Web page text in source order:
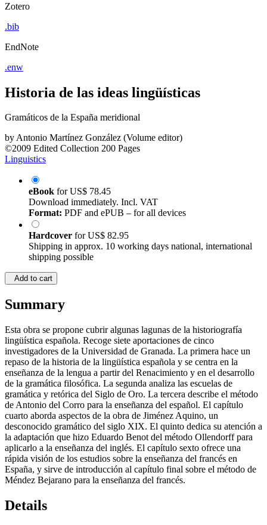
Zotero
.bib
EndNote
.enw
Historia de las ideas lingüísticas
Gramáticos de la España meridional
byAntonio Martínez González (Volume editor)
©2009 Edited Collection 200 Pages
Linguistics
eBook forUS$ 78.45
Download immediately. Incl. VAT
Format: PDF and ePUB – for all devices
Hardcover forUS$ 82.95
Shipping in approx. 10 working days national, international
shipping possible
Add to cart
Summary
Esta obra se propone cubrir algunas lagunas de la historiografía
lingüística española. Recoge siete aportaciones de cinco
investigadores de la Universidad de Granada. La primera hace un
repaso de la historia de la lingüística española y se centra en la
enseñanza de la lengua a partir del Renacimiento y en el desarrollo
de la gramática filosófica. La segunda analiza las escuelas de
gramática y retórica del Siglo de Oro. La tercera describe el método
de Antonio del Corro para la enseñanza del español. El capítulo
cuarto aborda aspectos de la obra de Jiménez Aquino, un
desconocido gramático del siglo XIX. El quinto dedica su atención a
la adaptación que hizo Eduardo Benot del método Ollendorff para
aplicarlo a la enseñanza del inglés. El capítulo sexto ofrece una
rápida visión de los estudios sobre la enseñanza del francés en
España, y sirve de introducción al capítulo final sobre el método de
Méndez Bejarano para la enseñanza del francés.
Details